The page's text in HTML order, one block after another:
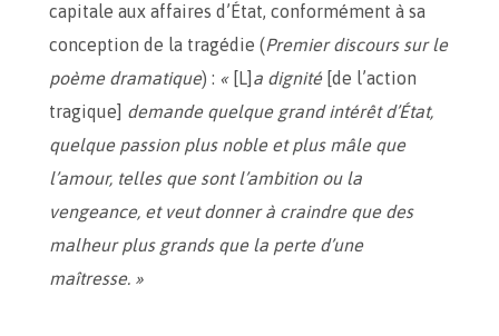
capitale aux affaires d’État, conformément à sa
conception de la tragédie (Premier discours sur le
poème dramatique) : « [L] a dignité[de l’action
tragique] demande quelque grand intérêt d’État,
quelque passion plus noble et plus mâle que
l’amour, telles que sont l’ambition ou la
vengeance, et veut donner à craindre que des
malheur plus grands que la perte d’une
maîtresse. »